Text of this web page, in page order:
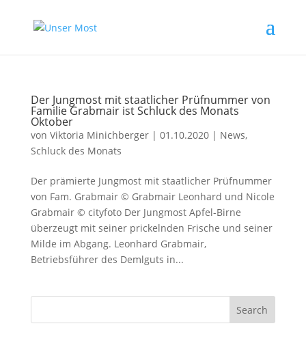
Der Jungmost mit staatlicher Prüfnummer von
Familie Grabmair ist Schluck des Monats
Oktober
von Viktoria Minichberger| 01.10.2020| News,
Schluck des Monats
Der prämierte Jungmost mit staatlicher Prüfnummer
von Fam. Grabmair © Grabmair Leonhard und Nicole
Grabmair © cityfoto Der Jungmost Apfel-Birne
überzeugt mit seiner prickelnden Frische und seiner
Milde im Abgang. Leonhard Grabmair,
Betriebsführer des Demlguts in...